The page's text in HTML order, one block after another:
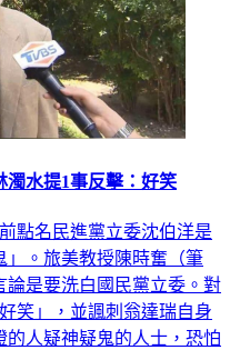
水提1事反擊：好笑
點名民進黨立委沈伯洋是
」。旅美教授陳時奮（筆
是要洗白國民黨立委。對
笑」，並諷刺翁達瑞自身
人疑神疑鬼的人士，恐怕